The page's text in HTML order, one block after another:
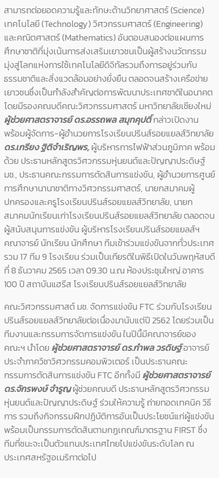
สามารถต่อยอดความรู้และทักษะด้านวิทยาศาสตร์ (Science)
เทคโนโลยี (Technology) วิศวกรรมศาสตร์ (Engineering)
และคณิตศาสตร์ (Mathematics) อันตอบสนองต่อแผนการ
ศึกษาชาติที่มุ่งเน้นการส่งเสริมเยาวชนเป็นผู้สร้างนวัตกรรม
มุ่งสู่โลกแห่งการใช้เทคโนโลยีดิจิทัลรวมถึงการอยู่ร่วมกับ
ธรรมชาติและสิ่งแวดล้อมอย่างยั่งยืน ตลอดจนสร้างเครือข่าย
เยาวชนซึ่งเป็นกำลังสำคัญต่อการพัฒนาประเทศชาติในอนาคต
โดยมีรองคณบดีคณะวิศวกรรมศาสตร์ มหาวิทยาลัยเชียงใหม่
ผู้ช่วยศาสตราจารย์ ดร.อรรถพล สมุทคุปติ์กล่าวเปิดงาน
พร้อมผู้จัดการ-ผู้อำนวยการโรงเรียนปรินส์รอยแยลส์วิทยาลัย
ดร.เกรียง ฐิติจำเริญพร,ผู้บริหารการไฟฟ้าส่วนภูมิภาค พร้อม
ด้วย ประธานหลักสูตรวิศวกรรมหุ่นยนต์และปัญญาประดิษฐ์
มช., ประธานคณะกรรมการตัดสินการแข่งขัน, ผู้อํานวยการศูนย์
การศึกษานานาชาติทางวิศวกรรมศาสตร์, นายกสมาคมผู้
ปกครองและครูโรงเรียนปรินส์รอยแยลส์วิทยาลัย, นายก
สมาคมนักเรียนเก่าโรงเรียนปรินส์รอยแยลส์วิทยาลัย ตลอดจน
ผู้สนับสนุนการแข่งขัน ผู้บริหารโรงเรียนปรินส์รอยแยลส์ฯ
คณาจารย์ นักเรียน นักศึกษา ทีมเข้าร่วมแข่งขันจากทั่วประเทศ
รวม 17 ทีม 9 โรงเรียน ร่วมเป็นเกียรติในพิธีเปิดในวันพฤหัสบดี
ที่ 8 ธันวาคม 2565 เวลา 09.30 น.ณ ห้องประชุมใหญ่ อาคาร
100 ปี สถาบันแฮรีส โรงเรียนปรินส์รอยแยลส์วิทยาลัย
คณะวิศวกรรมศาสต์ มช. จัดการแข่งขัน FTC ร่วมกับโรงเรียน
ปรินส์รอยแยลส์วิทยาลัยต่อเนื่องมานับแต่ปี 2562 โดยร่วมเป็น
ทีมงานและกรรมการจัดการแข่งขัน ในปีนี้มีคณาจารย์ของ
คณะฯ นำโดย ผู้ช่วยศาสตราจารย์ ดร.กําพล วรดิษฐ์อาจารย์
ประจำภาควิชาวิศวกรรมคอมพิวเตอร์ เป็นประธานคณะ
กรรมการตัดสินการแข่งขัน FTC อีกทั้งมี ผู้ช่วยศาสตราจารย์
ดร.จักรพงษ์ จํารูญผู้ช่วยคณบดี ประธานหลักสูตรวิศวกรรม
หุ่นยนต์และปัญญาประดิษฐ์ ร่วมให้ความรู้ ถ่ายทอดเทคนิค วิธี
การ รวมถึงกิจกรรมฝึกปฏิบัติการอันเป็นประโยชน์แก่ผู้แข่งขัน
พร้อมเป็นกรรมการตัดสินตามกฏเกณฑ์มาตรฐาน FIRST ซึ่ง
ทีมที่ชนะจะเป็นตัวแทนประเทศไทยไปแข่งขันระดับโลก ณ
ประเทศสหรัฐอเมริกาต่อไป